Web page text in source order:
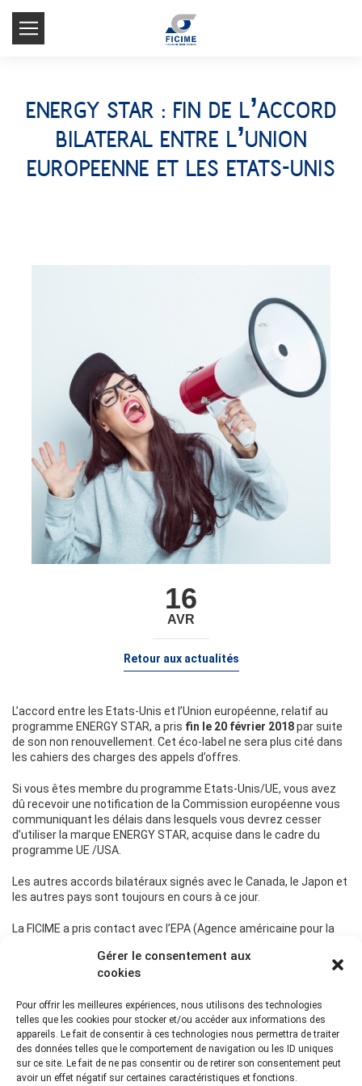
Gérer le consentement aux
cookies
Pour offrir les meilleures expériences, nous utilisons des technologies
telles que les cookies pour stocker et/ou accéder aux informations des
appareils. Le fait de consentir à ces technologies nous permettra de traiter
des données telles que le comportement de navigation ou les ID uniques
sur ce site. Le fait de ne pas consentir ou de retirer son consentement peut
avoir un effet négatif sur certaines caractéristiques et fonctions.
ENERGY STAR : FIN DE L’ACCORD
BILATERAL ENTRE L’UNION
EUROPEENNE ET LES ETATS-UNIS
16
AVR
Retour aux actualités
L’accord entre les Etats-Unis et l’Union européenne, relatif au
programme ENERGY STAR, a pris fin le 20 février 2018par suite
de son non renouvellement. Cet éco-label ne sera plus cité dans
les cahiers des charges des appels d’offres.
Si vous êtes membre du programme Etats-Unis/UE, vous avez
dû recevoir une notification de la Commission européenne vous
communiquant les délais dans lesquels vous devrez cesser
d’utiliser la marque ENERGY STAR, acquise dans le cadre du
programme UE /USA.
Les autres accords bilatéraux signés avec le Canada, le Japon et
les autres pays sont toujours en cours à ce jour.
La FICIME a pris contact avec l’EPA (Agence américaine pour la
notamment sur le délai d’écoulement des stocks de produits.
Actualité précédente
Retour aux actualités